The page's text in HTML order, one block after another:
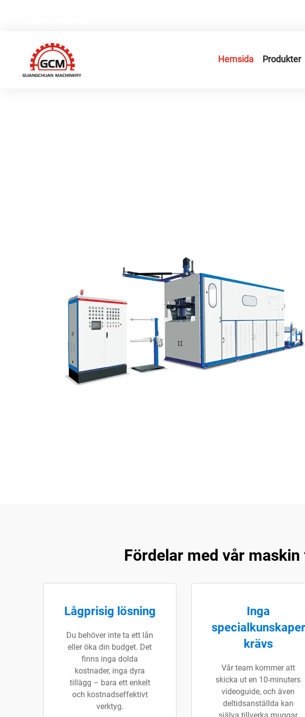
Hemsida Produkter
Fördelar med vår
Lågprisig lösning
Du behöver inte ta ett lån
eller öka din budget. Det
finns inga dolda
kostnader, inga dyra
tillägg – bara ett enkelt
och kostnadseffektivt
verktyg.
Inga
specialkunskaper
krävs
Vår team kommer att
skicka ut en 10-minuters
videoguide, och även
deltidsanställda kan